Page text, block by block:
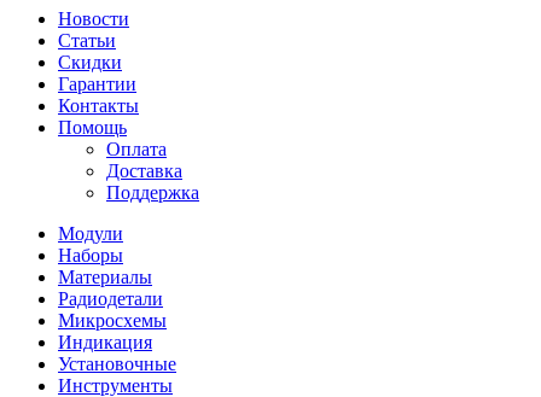
Новости
Статьи
Скидки
Гарантии
Контакты
Помощь
Оплата
Доставка
Поддержка
Модули
Наборы
Материалы
Радиодетали
Микросхемы
Индикация
Установочные
Инструменты